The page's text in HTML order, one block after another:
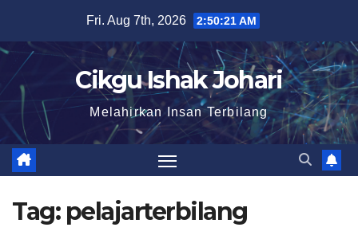
content
Fri. Aug 7th, 2026 2:50:21 AM
Cikgu Ishak Johari
Melahirkan Insan Terbilang
Tag: pelajarterbilang